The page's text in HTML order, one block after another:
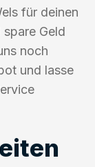
für deinen
Geld
noch
und lasse